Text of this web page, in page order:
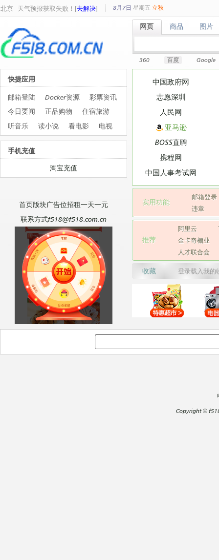
北京 天气预报获取失败！[去解决] 8月7日 星期五 立秋
网页
网页 商品
商品 图片
图片
360 百度 Google
中国政府网
志愿深圳
人民网
亚马逊
BOSS直聘
携程网
中国人事考试网
实用功能
邮箱登录
违章
推荐
阿里云
金卡奇棚业
人才联合会
收藏 登录载入我
快捷应用
邮箱登陆 Docker资源
彩票资讯
今日要闻
正品购物
住宿旅游
听音乐
读小说 看电影 电视
手机充值
淘宝充值
首页版块广告位招租一天一元
联系方式f518@f518.com.cn
Copyright©